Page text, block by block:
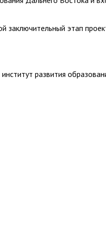
заключительный этап
развития